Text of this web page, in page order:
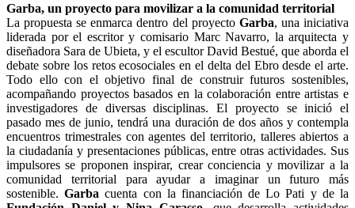
Garba, un proyecto para movilizar a la comunidad territorial
La propuesta se enmarca dentro del proyecto Garba, una iniciativa
liderada por el escritor y comisario Marc Navarro, la arquitecta y
diseñadora Sara de Ubieta, y el escultor David Bestué, que aborda el
debate sobre los retos ecosociales en el delta del Ebro desde el arte.
Todo ello con el objetivo final de construir futuros sostenibles,
acompañando proyectos basados en la colaboración entre artistas e
investigadores de diversas disciplinas. El proyecto se inició el
pasado mes de junio, tendrá una duración de dos años y contempla
encuentros trimestrales con agentes del territorio, talleres abiertos a
la ciudadanía y presentaciones públicas, entre otras actividades. Sus
impulsores se proponen inspirar, crear conciencia y movilizar a la
comunidad territorial para ayudar a imaginar un futuro más
sostenible.Garba cuenta con la financiación de Lo Pati y de la